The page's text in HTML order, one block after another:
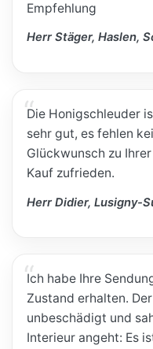
Empfehlung
Herr Stäger, Haslen,
Die Honigschleuder
sehr gut, es fehlen
Glückwunsch zu
Kauf zufrieden.
Herr Didier, Lusigny-
Ich habe Ihre
Zustand erhalten.
unbeschädigt und
Interieur angeht: Es